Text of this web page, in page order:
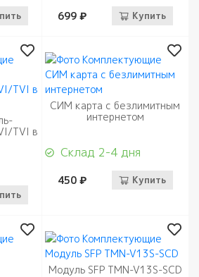
699 ₽ Купить
TVI в
СИМ карта с безлимитным
интернетом
Склад 2-4 дня
450 ₽ Купить
Модуль SFP TMN-V13S-SCD